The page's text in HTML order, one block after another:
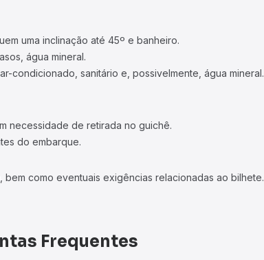
uma inclinação até 45º e banheiro.
água mineral.
condicionado, sanitário e, possivelmente, água mineral.
necessidade de retirada no guichê.
do embarque.
como eventuais exigências relacionadas ao bilhete.
Frequentes